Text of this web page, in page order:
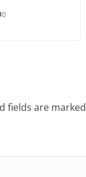
0
fields are marked